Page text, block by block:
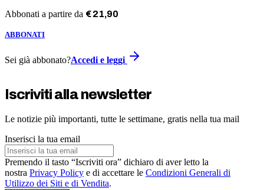
Abbonati a partire da €21,90
ABBONATI
Sei già abbonato?Accedi e leggi
Iscriviti alla newsletter
Le notizie più importanti, tutte le settimane, gratis nella tua mail
Inserisci la tua email
Premendo il tasto “Iscriviti ora” dichiaro di aver letto la
nostra Privacy Policy e di accettare le Condizioni Generali di
Utilizzo dei Siti e di Vendita.